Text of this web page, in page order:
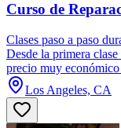
Curso de
Clases paso a paso
Desde la primera
precio muy
Los Angeles, CA